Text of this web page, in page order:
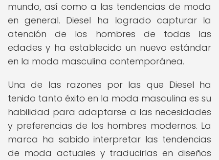
mundo, así como a las tendencias de moda
en general. Diesel ha logrado capturar la
atención de los hombres de todas las
edades y ha establecido un nuevo estándar
en la moda masculina contemporánea.
Una de las razones por las que Diesel ha
tenido tanto éxito en la moda masculina es su
habilidad para adaptarse a las necesidades
y preferencias de los hombres modernos. La
marca ha sabido interpretar las tendencias
de moda actuales y traducirlas en diseños